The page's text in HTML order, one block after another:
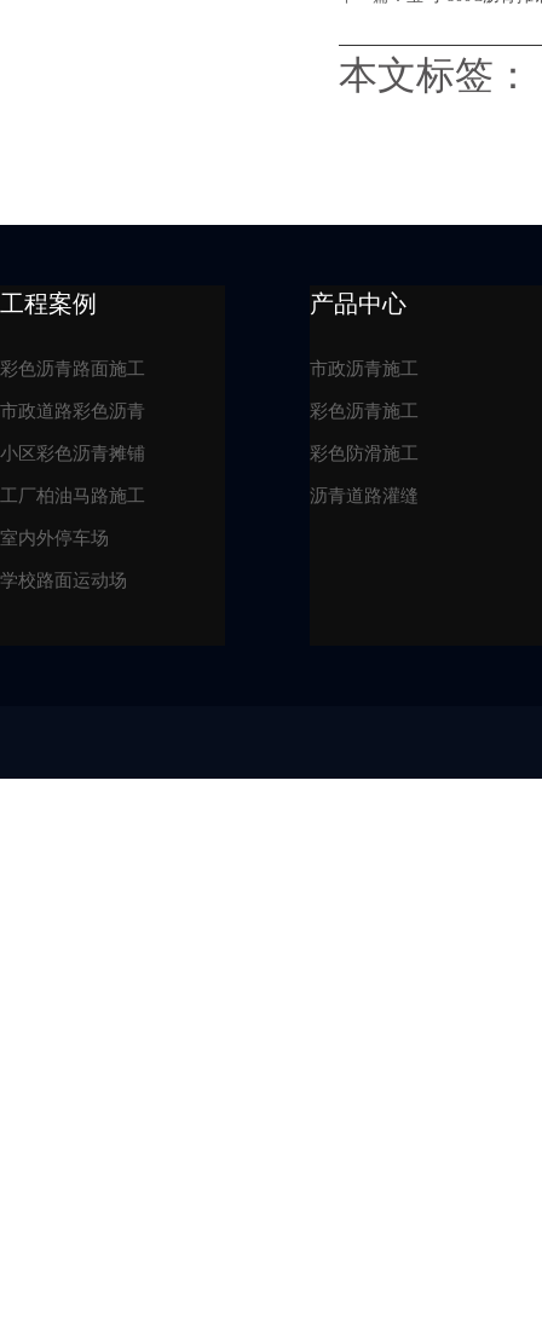
本文标签：
工程案例
彩色沥青路面施工
市政道路彩色沥青
小区彩色沥青摊铺
工厂柏油马路施工
室内外停车场
学校路面运动场
产品中心
市政沥青施工
彩色沥青施工
彩色防滑施工
沥青道路灌缝